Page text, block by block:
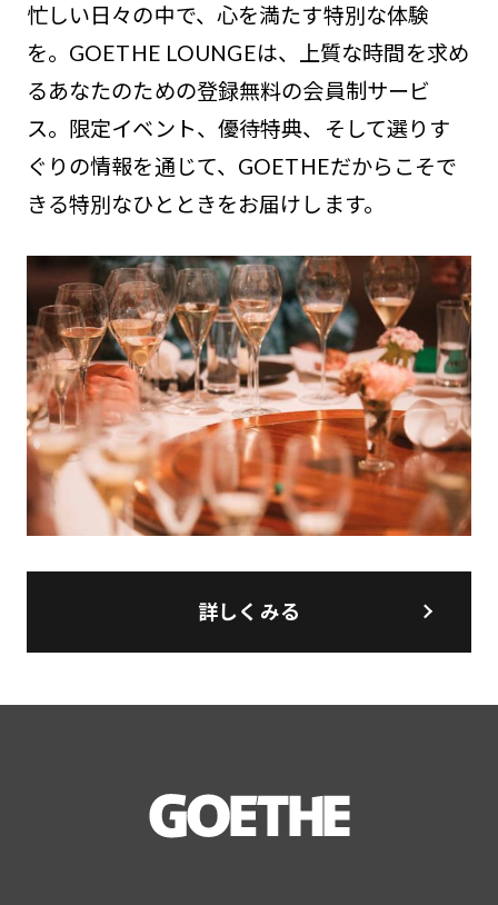
忙しい日々の中で、心を満たす特別な体験
を。GOETHE LOUNGEは、上質な時間を求め
るあなたのための登録無料の会員制サービ
ス。限定イベント、優待特典、そして選りす
ぐりの情報を通じて、GOETHEだからこそで
きる特別なひとときをお届けします。
詳しくみる